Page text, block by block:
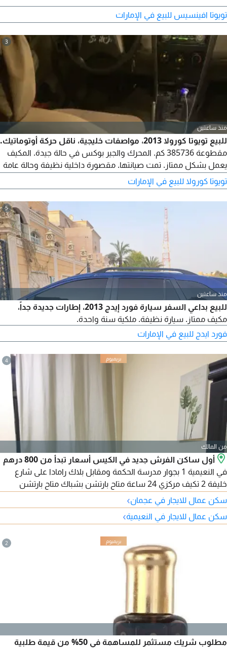
تويوتا افينسيس للبيع في الإمارات
3
منذ ساعتين
للبيع تويوتا كورولا 2013، مواصفات خليجية، ناقل حركة أوتوماتيك.
مقطوعة 385736 كم. المحرك والجير بوكس في حالة جيدة. المكيف
يعمل بشكل ممتاز. تمت صيانتها. مقصورة داخلية نظيفة وحالة عامة
جيدة. جاهزة للقيادة. للمشترين الجادين فقط. يرجى التواصل معي
لمزيد من التفاصيل.
تويوتا كورولا للبيع في الإمارات
5
منذ ساعتين
للبيع بداعي السفر سيارة فورد إيدج 2013، إطارات جديدة جداً،
مكيف ممتاز. سيارة نظيفة. ملكية سنة واحدة.
فورد ايدج للبيع في الإمارات
4
من المالك
أول ساكن الفرش جديد في الكيس أسعار تبدأ من 800 درهم
في النعيمية 1 بجوار مدرسة الحكمة ومقابل بلاك رامادا على شارع
خليفة 2 تكيف مركزي 24 ساعة متاح بارتشن بشباك متاح بارتشن
ببلكونه خاصة الأسعار شاملة الفواتير والنظافة ولا يوجد عمولة من
المالك مباشر
سكن عمال للايجار في عجمان›
سكن عمال للايجار في النعيمية›
2
مطلوب شريك مستثمر للمساهمة في 50% من قيمة طلبية